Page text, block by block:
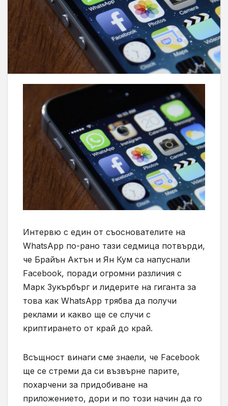
Интервю с един от съоснователите на
WhatsApp по-рано тази седмица потвърди,
че Брайън Актън и Ян Кум са напуснали
Facebook, поради огромни различия с
Марк Зукърбърг и лидерите на гиганта за
това как WhatsApp трябва да получи
реклами и какво ще се случи с
криптирането от край до край.
Всъщност винаги сме знаели, че Facebook
ще се стреми да си възвърне парите,
похарчени за придобиване на
приложението, дори и по този начин да го